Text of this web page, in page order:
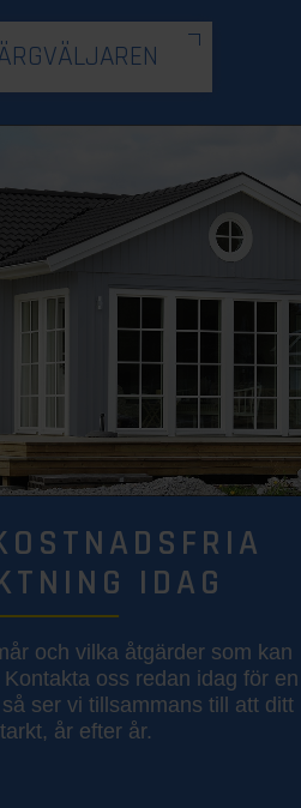
IDAG
och vilka åtgärder som kan
oss redan idag för en
ser vi tillsammans till att ditt
år efter år.